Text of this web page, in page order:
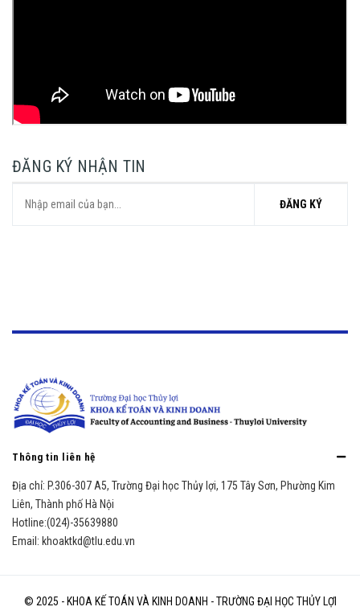
ĐĂNG KÝ NHẬN TIN
ĐĂNG KÝ
Thông tin liên hệ
Địa chỉ: P.306-307 A5, Trường Đại học Thủy lợi, 175 Tây Sơn, Phường Kim
Liên, Thành phố Hà Nội
Hotline:(024)-35639880
Email: khoaktkd@tlu.edu.vn
© 2025 - KHOA KẾ TOÁN VÀ KINH DOANH - TRƯỜNG ĐẠI HỌC THỦY LỢI